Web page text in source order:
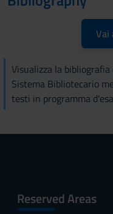
Vai
Visualizza la
Sistema Bibliotecario
testi in programma
Reserved Areas